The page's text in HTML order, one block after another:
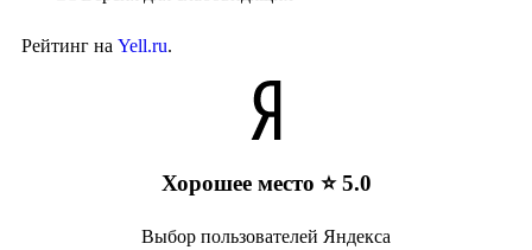
Рейтинг на Yell.ru.
Хорошее место ⭐ 5.0
Выбор пользователей Яндекса